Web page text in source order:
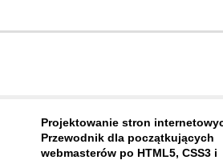
Projektowanie stron
Przewodnik dla początkujących
webmasterów po HTML5, CSS3 i